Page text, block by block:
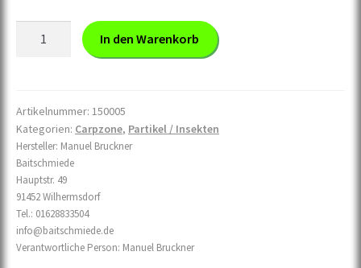
to
use)
2,5Kg
Menge
In den Warenkorb
Artikelnummer: 150005
Kategorien: Carpzone, Partikel / Insekten
Hersteller: Manuel Bruckner
Baitschmiede
Hauptstr. 49
91452 Wilhermsdorf
Tel.: 01628833504
info@baitschmiede.de
Verantwortliche Person: Manuel Bruckner